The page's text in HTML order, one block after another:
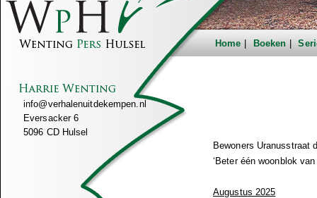
Home Boeken
info@verhalenuitdekempen.nl
Eversacker 6
5096 CD Hulsel
Bewoners Uranusstraat
‘Beter één woonblok
Augustus 2025